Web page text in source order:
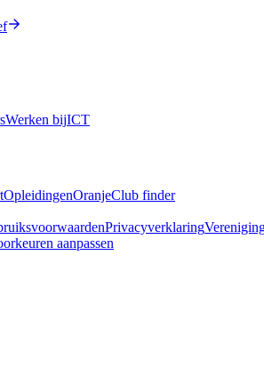
Werken bijICT
OpleidingenOranjeClub finder
Privacyverklaring
aanpassen